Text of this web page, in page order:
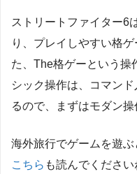
ストリートファイター6
り、プレイしやすい格
た、The格ゲーという操
シック操作は、コマン
るので、まずはモダン
海外旅行でゲームを遊
こちら も読んでください